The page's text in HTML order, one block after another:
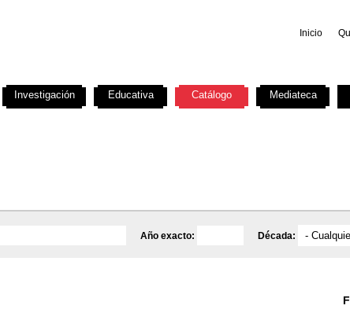
Inicio
Año exacto: Década:
Investigación Educativa Catálogo Mediateca